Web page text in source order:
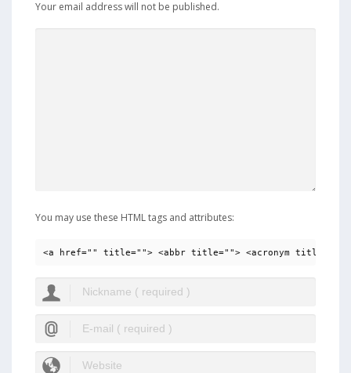
Your email address will not be published.
You may use these HTML tags and attributes:
<a href="" title=""> <abbr title=""> <acronym title="">